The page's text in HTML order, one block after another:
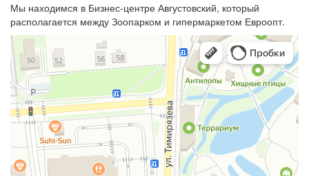
Мы находимся в Бизнес-центре Августовский, который
располагается между Зоопарком и гипермаркетом Евроопт.